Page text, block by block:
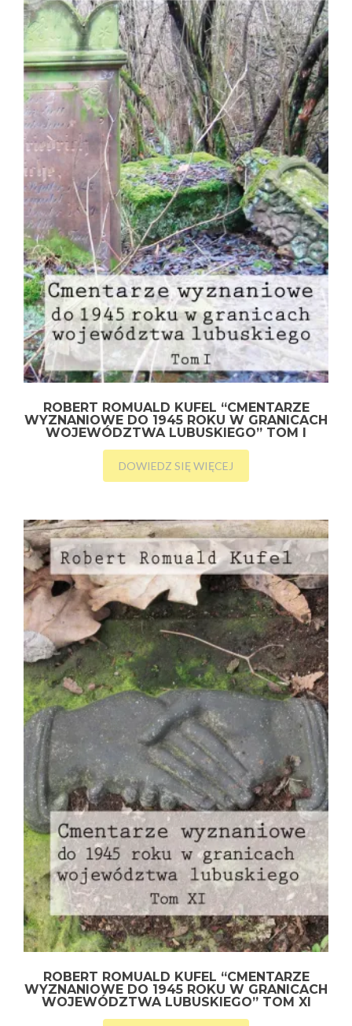
ROBERT ROMUALD KUFEL “CMENTARZE
WYZNANIOWE DO 1945 ROKU W GRANICACH
WOJEWÓDZTWA LUBUSKIEGO” TOM I
DOWIEDZ SIĘ WIĘCEJ
ROBERT ROMUALD KUFEL “CMENTARZE
WYZNANIOWE DO 1945 ROKU W GRANICACH
WOJEWÓDZTWA LUBUSKIEGO” TOM XI